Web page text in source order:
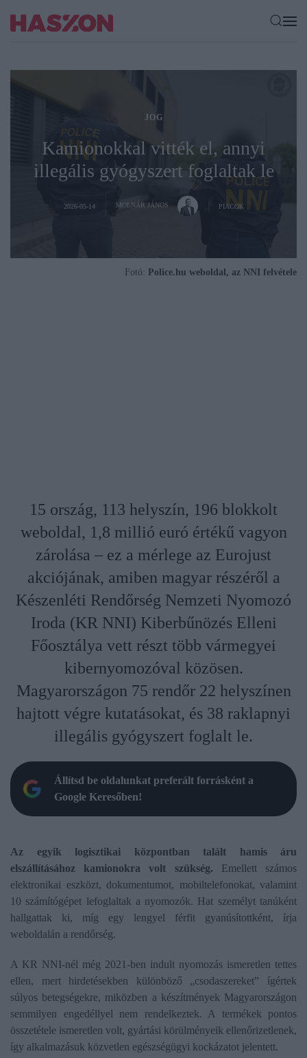
JOG
Kamionokkal vitték el, annyi
illegális gyógyszert foglaltak le
2026-05-14 MOLNÁR JÁNOS PIACOK
Fotó: Police.hu weboldal, az NNI felvétele
15 ország, 113 helyszín, 196 blokkolt
weboldal, 1,8 millió euró értékű vagyon
zárolása – ez a mérlege az Eurojust
akciójának, amiben magyar részéről a
Készenléti Rendőrség Nemzeti Nyomozó
Iroda (KR NNI) Kiberbűnözés Elleni
Főosztálya vett részt több vármegyei
kibernyomozóval közösen.
Magyarországon 75 rendőr 22 helyszínen
hajtott végre kutatásokat, és 38 raklapnyi
illegális gyógyszert foglalt le.
Állítsd be oldalunkat preferált forrásként a
Google Keresőben!
Az egyik logisztikai központban talált hamis áru
elszállításához kamionokra volt szükség. Emellett számos
elektronikai eszközt, dokumentumot, mobiltelefonokat, valamint
10 számítógépet lefoglaltak a nyomozók. Hat személyt tanúként
hallgattak ki, míg egy lengyel férfit gyanúsítottként, írja
weboldalán a rendőrség.
A KR NNI-nél még 2021-ben indult nyomozás ismeretlen tettes
ellen, mert hirdetésekben különböző „csodaszereket” ígértek
súlyos betegségekre, miközben a készítmények Magyarországon
semmilyen engedéllyel nem rendelkeztek. A termékek pontos
összetétele ismeretlen volt, gyártási körülményeik ellenőrizetlenek,
így alkalmazásuk közvetlen egészségügyi kockázatot jelentett.